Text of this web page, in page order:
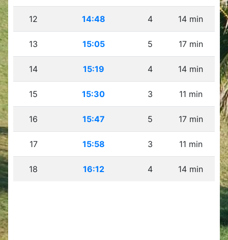
12 14:48 4 14 min
13 15:05 5 17 min
14 15:19 4 14 min
15 15:30 3 11 min
16 15:47 5 17 min
17 15:58 3 11 min
18 16:12 4 14 min